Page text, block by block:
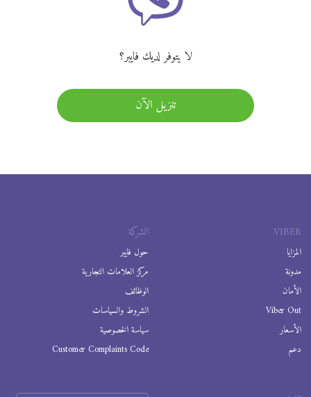
لا يتوفر لديك فايبر؟
تنزيل الآن
VIBER
المزايا
مدونة
الأمان
Viber Out
الأسعار
دعم
الشركة
حول فايبر
مركز العلامات التجارية
الوظائف
الشروط والسياسات
سياسة الخصوصية
Customer Complaints Code